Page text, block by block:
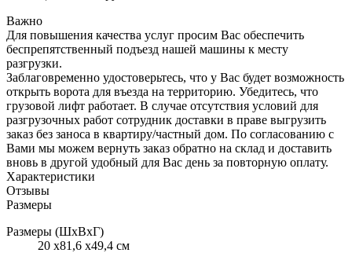
Важно
Для повышения качества услуг просим Вас обеспечить
беспрепятственный подъезд нашей машины к месту
разгрузки.
Заблаговременно удостоверьтесь, что у Вас будет возможность
открыть ворота для въезда на территорию. Убедитесь, что
грузовой лифт работает. В случае отсутствия условий для
разгрузочных работ сотрудник доставки в праве выгрузить
заказ без заноса в квартиру/частный дом. По согласованию с
Вами мы можем вернуть заказ обратно на склад и доставить
вновь в другой удобный для Вас день за повторную оплату.
Характеристики
Отзывы
Размеры
Размеры (ШхВхГ)
20 x81,6 x49,4 см